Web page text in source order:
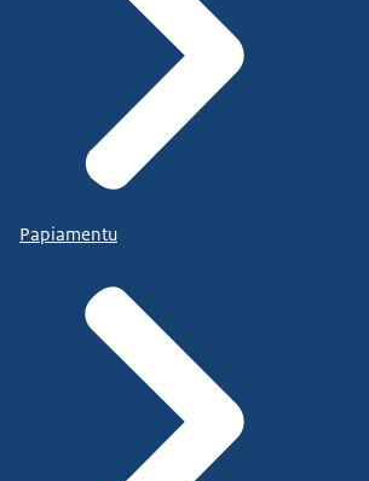
Papiamentu